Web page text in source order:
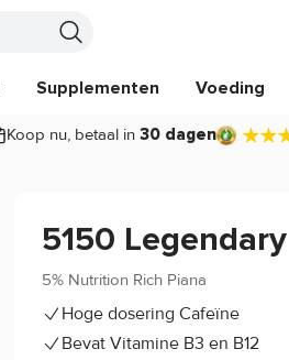
Supplementen Voeding
Koop nu, betaal in 30 dagen
5150 Legendary
5% Nutrition Rich Piana
Hoge dosering Cafeïne
Bevat Vitamine B3 en B12